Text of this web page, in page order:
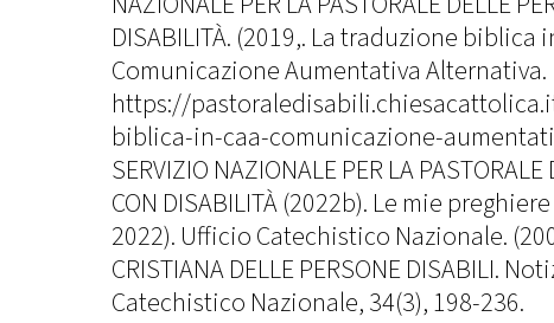
DISABILITÀ. (2019,. La traduzione biblica
Comunicazione Aumentativa Alternativa.
https://
biblica-in-caa-comunicazione-
SERVIZIO NAZIONALE PER LA PASTORALE
CON DISABILITÀ (2022b). Le mie
2022). Ufficio Catechistico Nazionale.
CRISTIANA DELLE PERSONE DISABILI.
Catechistico Nazionale, 34(3), 198-236.